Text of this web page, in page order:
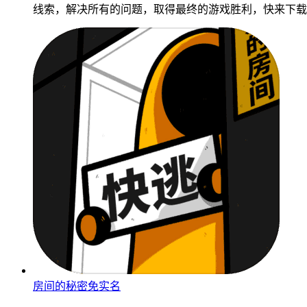
线索，解决所有的问题，取得最终的游戏胜利，快来下
房间的秘密免实名